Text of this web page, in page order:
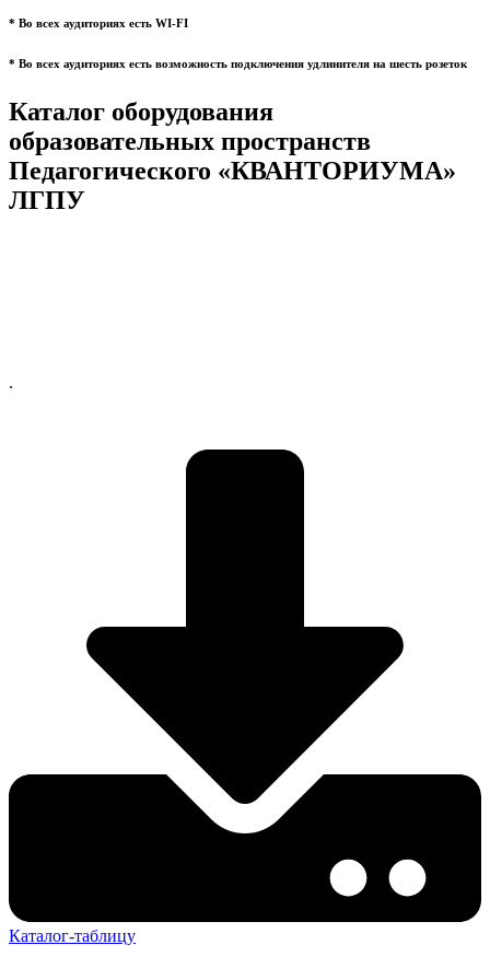
* Во всех аудиториях есть WI-FI
* Во всех аудиториях есть возможность подключения удлинителя на шесть розеток
Каталог оборудования
образовательных пространств
Педагогического «КВАНТОРИУМА»
ЛГПУ
.
Каталог-таблицу